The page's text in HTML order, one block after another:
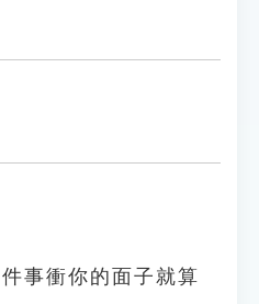
事衝你的面子就算